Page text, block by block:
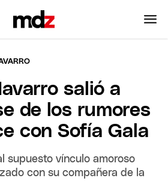
salió a
de los rumores
con Sofía Gala
supuesto vínculo amoroso
con su compañera de la